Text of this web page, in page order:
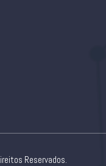
Reservados.